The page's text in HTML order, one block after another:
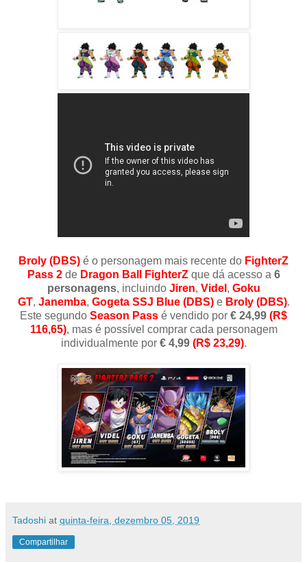
Broly (DBS) é o personagem mais recente do FighterZ
Pass 2de Dragon Ball FighterZque dá acesso a 6
personagens, incluindo Jiren, Videl , Goku
GT, Janemba, Gogeta SSJ Blue (DBS)e Broly (DBS).
Este segundo Season Pass é vendido por € 24,99 (R$
116,65), mas é possível comprar cada personagem
individualmente por € 4,99 (R$ 23,29).
Tadoshi at quinta-feira, dezembro 05, 2019
Compartilhar